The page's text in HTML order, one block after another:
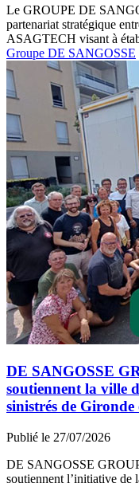
Le GROUPE DE
partenariat stratégique
ASAGTECH visant à
Groupe DE SANGOSSE
DE SANGOSSE
soutiennent la ville
sinistrés de Gironde
Publié le 27/07/2026
DE SANGOSSE
soutiennent l’initiative de